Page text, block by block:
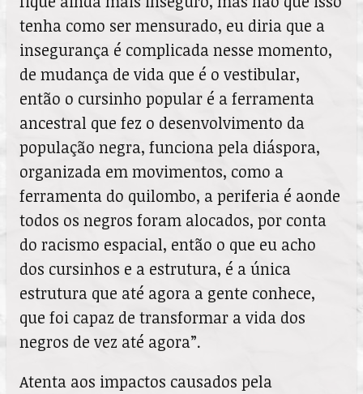
tenha como ser mensurado, eu diria que a
insegurança é complicada nesse momento,
de mudança de vida que é o vestibular,
então o cursinho popular é a ferramenta
ancestral que fez o desenvolvimento da
população negra, funciona pela diáspora,
organizada em movimentos, como a
ferramenta do quilombo, a periferia é aonde
todos os negros foram alocados, por conta
do racismo espacial, então o que eu acho
dos cursinhos e a estrutura, é a única
estrutura que até agora a gente conhece,
que foi capaz de transformar a vida dos
negros de vez até agora”.
Atenta aos impactos causados pela